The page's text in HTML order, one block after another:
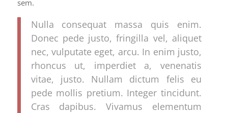
sem.
Nulla consequat massa quis enim.
Donec pede justo, fringilla vel, aliquet
nec, vulputate eget, arcu. In enim justo,
rhoncus ut, imperdiet a, venenatis
vitae, justo. Nullam dictum felis eu
pede mollis pretium. Integer tincidunt.
Cras dapibus. Vivamus elementum